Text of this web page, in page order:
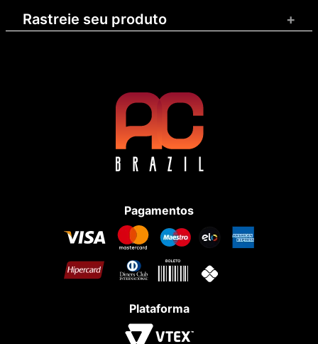
Rastreie seu produto +
Pagamentos
Plataforma